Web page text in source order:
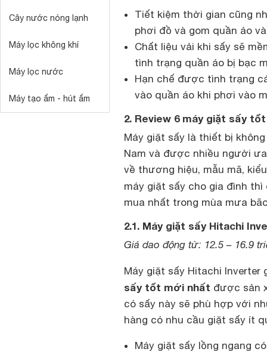
Cây nước nóng lạnh
Máy lọc không khí
Máy lọc nước
Máy tạo ẩm - hút ẩm
Tiết kiệm thời gian cũng
phơi đồ và gom quần áo
Chất liệu vải khi sấy sẽ
tình trạng quần áo bị bạc
Hạn chế được tình trạng
vào quần áo khi phơi vào
2. Review 6 máy giặt sấy
Máy giặt sấy là thiết bị
Nam và được nhiều người
về thương hiệu, mẫu mã,
máy giặt sấy cho gia đình
mua nhất trong mùa mưa
2.1. Máy giặt sấy Hitachi
Giá dao động từ: 12.5 – 16.9
Máy giặt sấy Hitachi Inverter
sấy tốt mới nhất được sản
có sấy này sẽ phù hợp với
hàng có nhu cầu giặt sấy ít
Máy giặt sấy lồng ngang